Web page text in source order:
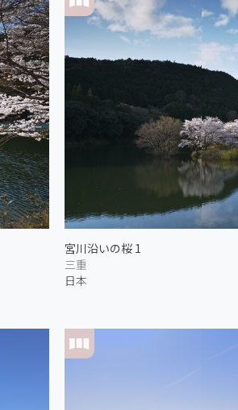
宮川沿いの桜 1
三重
日本